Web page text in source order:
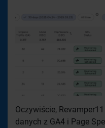
Oczywiście,
danych z GA4 i Page